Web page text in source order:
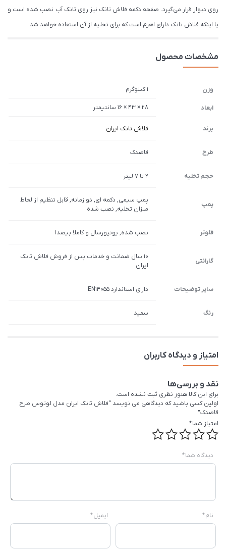
روی دیوار قرار می‌گیرد. صفحه دکمه فلاش تانک نیز روی تانک آب نصب شده است و
یا اینکه فلاش تانک دارای اهرم است که برای تخلیه از آن استفاده خواهد شد.
مشخصات محصول
وزن 1 کیلوگرم
ابعاد 28 × 43 × 16 سانتیمتر
برند فلاش تانک ایران
طرح قاصدک
حجم تخلیه 2 تا 7 لیتر
پمپ
پمپ سیمی, دکمه ای, دو زمانه, قابل تنظیم از لحاظ
میزان تخلیه, نصب شده
فلوتر نصب شده, یونیورسال و کاملا بیصدا
گارانتی
10 سال ضمانت و خدمات پس از فروش فلاش تانک
ایران
سایر توضیحات دارای استاندارد EN14055
رنگ سفید
امتیاز و دیدگاه کاربران
نقد و بررسی‌ها
برای این کالا هنوز نظری ثبت نشده است.
اولین کسی باشید که دیدگاهی می نویسد “فلاش تانک ایران مدل لوتوس طرح
قاصدک”
امتیاز شما*
دیدگاه شما*
نام* ایمیل*